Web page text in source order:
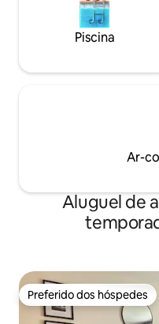
Piscina
Ar-
Aluguel de
Preferido dos hóspedes
Preferido dos hóspedes